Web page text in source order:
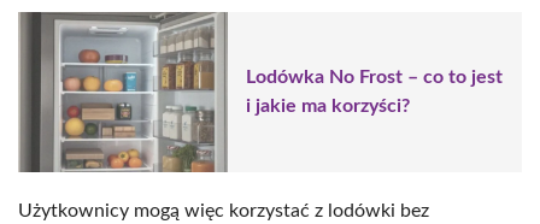
Lodówka No Frost – co to jest
i jakie ma korzyści?
Użytkownicy mogą więc korzystać z lodówki bez